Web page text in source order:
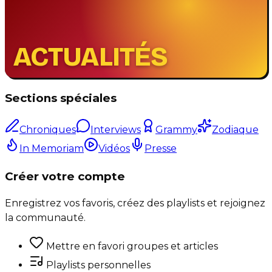
ACTUALITÉS
Sections spéciales
Chroniques Interviews Grammy
Zodiaque
In Memoriam
Vidéos Presse
Créer votre compte
Enregistrez vos favoris, créez des playlists et rejoignez
la communauté.
Mettre en favori groupes et articles
Playlists personnelles